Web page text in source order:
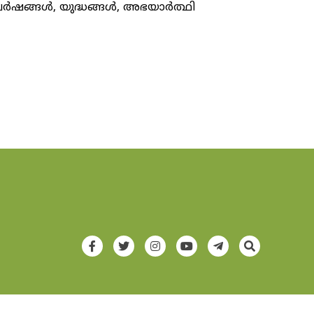
യുദ്ധങ്ങൾ, അഭയാർത്ഥി